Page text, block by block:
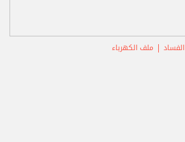
الفساد ملف الكهرباء